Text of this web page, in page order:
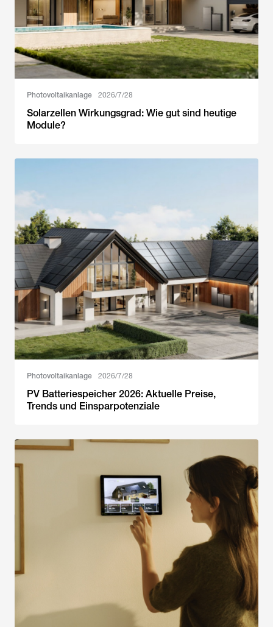
Photovoltaikanlage 2026/7/28
Solarzellen Wirkungsgrad: Wie gut sind heutige
Module?
Photovoltaikanlage 2026/7/28
PV Batteriespeicher 2026: Aktuelle Preise,
Trends und Einsparpotenziale